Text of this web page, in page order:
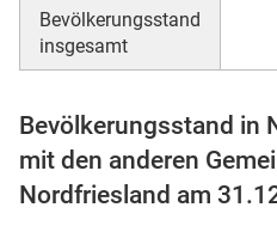
Bevölkerungsstand
insgesamt
Bevölkerungsstand in
mit den anderen
Nordfriesland am